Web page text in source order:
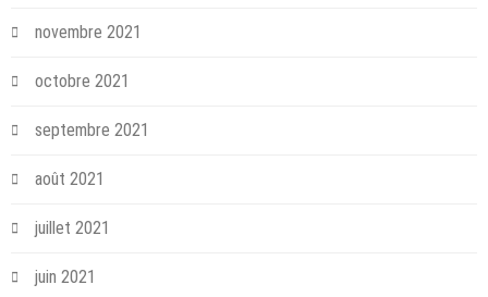
novembre 2021
octobre 2021
septembre 2021
août 2021
juillet 2021
juin 2021